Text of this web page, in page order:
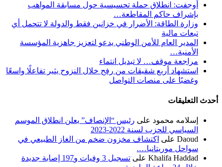
أوجفت: انطلاق حملة تحسيسية حول مسابقة المواهب
بإشراف حاكم المقاطعة…
وزارة الطاقة: الأضرار في خزانين فقط والدولة لا تتحمل أي
تبعات مالية
المدير العام للأمن الوطني يدعو لتعزيز جاهزية المؤسسة
الأمنية…
مراجعة موقف… لا تبديل انتماء
استشهاد أربع شقيقات من رفح خلال النزوح يثير تفاعلًا واسعًا
وغضبًا على منصات التواصل
أحدث التعليقات
إسلامه محمود على رئيس “الإنصاف” يعلن انطلاق الموسم
السياسي للحزب لسنة 2022-2023
Daoud على اكتشاف مخزون ضخم من الغاز الطبيعي في
سواحل موريتانيا….
Khalifa Haddad على
تسجيل 3 وفيات و197 إصابة جديدة